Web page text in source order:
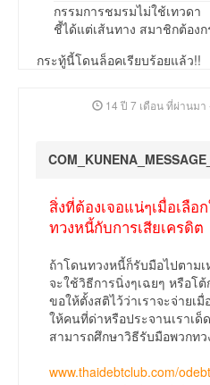
กรรมการชมรมไม่ใช้เทวดา
ชี้ได้แต่เส้นทาง สมาชิกต้องก
กระทู้นี้โดนล็อคเรียบร้อยแล้ว!!
14 ปี 7 เดือน ที่ผ่านมา
สิ่งที่ต้องเจอแน่ๆเมื่อเลื
ทวงหนี้กับการเสียเครดิต
ถ้าโดนทวงหนี้ก็รับมือไปตาม
จะใช้วิธีการนิ่งๆเฉยๆ หรือโ
ขอให้ตั้งสติไว้ว่าเราจะจ่ายเมื่
ให้คนที่ด่าหรือประจานเราเด็
สามารถศึกษาวิธีรับมือพวกท
www.thaidebtclub.com/